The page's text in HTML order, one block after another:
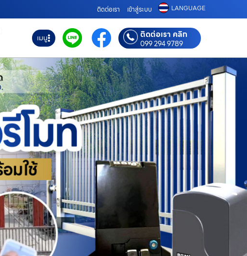
ติดต่อเรา เข้าสู่ระบบ LANGUAGE
เมนู ติดต่อเรา คลิก
099 294 9789